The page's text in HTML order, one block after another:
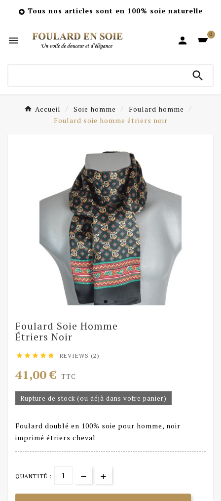
 Tous nos articles sont en 100% soie naturelle
 
0

Accueil Soie homme
Foulard homme
Foulard soie homme étriers noir
Foulard Soie Homme
Étriers Noir
     REVIEWS (2)
41,00 € TTC
Rupture de stock (ou déjà dans votre panier)
Foulard doublé en 100% soie pour homme, noir
imprimé étriers cheval
QUANTITÉ :